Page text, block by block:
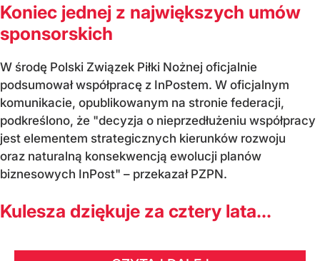
Koniec jednej z największych umów
sponsorskich
W środę Polski Związek Piłki Nożnej oficjalnie
podsumował współpracę z InPostem. W oficjalnym
komunikacie, opublikowanym na stronie federacji,
podkreślono, że "decyzja o nieprzedłużeniu współpracy
jest elementem strategicznych kierunków rozwoju
oraz naturalną konsekwencją ewolucji planów
biznesowych InPost" – przekazał PZPN.
Kulesza dziękuje za cztery lata...